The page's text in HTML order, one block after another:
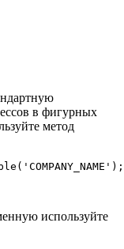
в фигурных
метод
используйте